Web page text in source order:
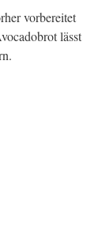
vorbereitet
lässt